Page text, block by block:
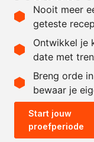
1
Recept
-
0.5x 1x
Nooit meer
geteste
Ontwikkel je
date met
Breng orde
bewaar je
Start jouw
proefperiode